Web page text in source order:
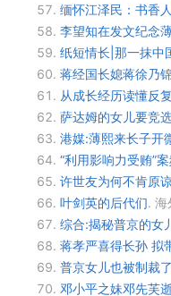
57. 缅怀江泽民：书香
58. 李望知在发文纪念
59. 纸短情长|那一抹中
60. 蒋经国长媳蒋徐乃
61. 从成长经历读懂反
62. 萨达姆的女儿要竞
63. 港媒:薄熙来长子开
64. “利用影响力受贿”
65. 许世友为何不肯原
66. 叶剑英的后代们.
67. 综合:揭秘普京的女
68. 蒋孝严喜得长孙 拟
69. 普京女儿也被制裁
70. 邓小平之妹邓先芙